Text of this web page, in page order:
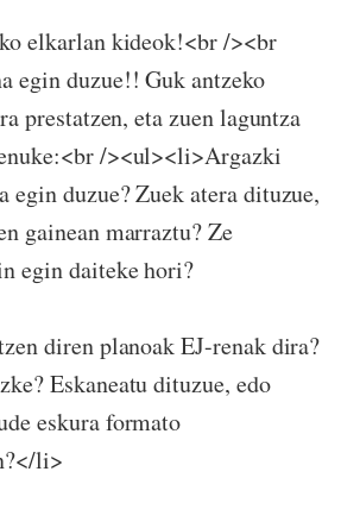
elkarlan kideok!<br /><br
egin duzue!! Guk antzeko
prestatzen, eta zuen laguntza
/><ul><li>Argazki
egin duzue? Zuek atera dituzue,
gainean marraztu? Ze
egin daiteke hori?
diren planoak EJ-renak dira?
Eskaneatu dituzue, edo
eskura formato
li>